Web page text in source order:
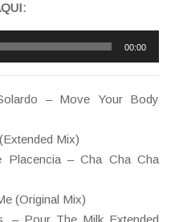
00:00
– Move Your Body
Mix)
Placencia – Cha Cha Cha
(Original Mix)
– Pour The Milk Extended